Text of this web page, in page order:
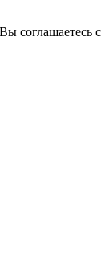
соглашаетесь с